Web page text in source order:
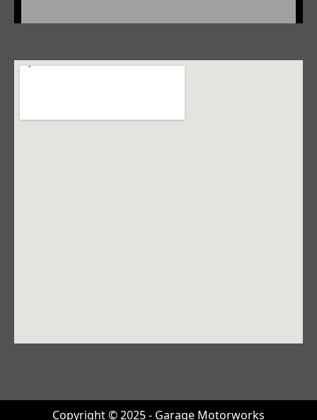
Copyright © 2025 - Garage Motorworks